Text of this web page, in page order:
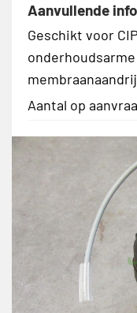
Aanvullende
Geschikt voor
Aantal op